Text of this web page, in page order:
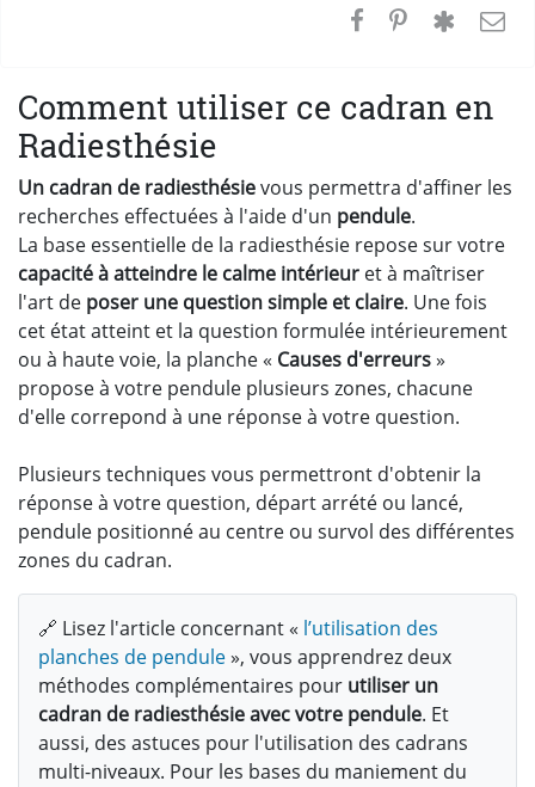
Comment utiliser ce cadran en
Radiesthésie
Un cadran de radiesthésievous permettra d'affiner les
recherches effectuées à l'aide d'un pendule.
La base essentielle de la radiesthésie repose sur votre
capacité à atteindre le calme intérieur et à maîtriser
l'art de poser une question simple et claire. Une fois
cet état atteint et la question formulée intérieurement
ou à haute voie, la planche « Causes d'erreurs»
propose à votre pendule plusieurs zones, chacune
d'elle correpond à une réponse à votre question.
Plusieurs techniques vous permettront d'obtenir la
réponse à votre question, départ arrété ou lancé,
pendule positionné au centre ou survol des différentes
zones du cadran.
🔗 Lisez l'article concernant « l’utilisation des
planches de pendule», vous apprendrez deux
méthodes complémentaires pour utiliser un
cadran de radiesthésie avec votre pendule. Et
aussi, des astuces pour l'utilisation des cadrans
multi-niveaux. Pour les bases du maniement du